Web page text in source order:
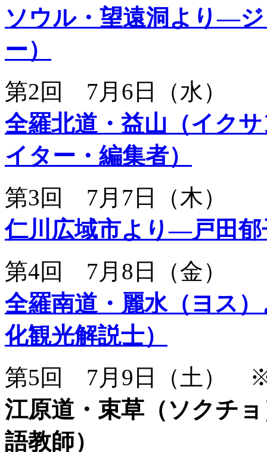
ソウル・望遠洞より―
ー）
第2回 7月6日（水）
全羅北道・益山（イク
イター・編集者）
第3回 7月7日（木）
仁川広域市より―戸田
第4回 7月8日（金）
全羅南道・麗水（ヨス
化観光解説士）
第5回 7月9日（土）
江原道・束草（ソクチ
語教師）